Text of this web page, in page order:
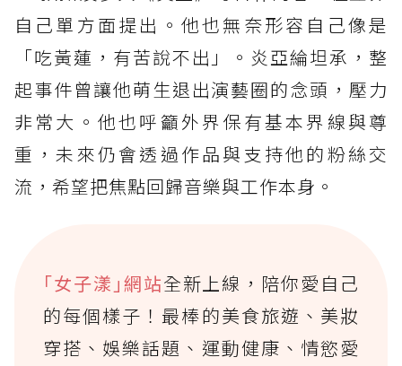
自己單方面提出。他也無奈形容自己像是
「吃黃蓮，有苦說不出」。炎亞綸坦承，整
起事件曾讓他萌生退出演藝圈的念頭，壓力
非常大。他也呼籲外界保有基本界線與尊
重，未來仍會透過作品與支持他的粉絲交
流，希望把焦點回歸音樂與工作本身。
｢女子漾｣網站全新上線，陪你愛自己
的每個樣子！最棒的美食旅遊、美妝
穿搭、娛樂話題、運動健康、情慾愛